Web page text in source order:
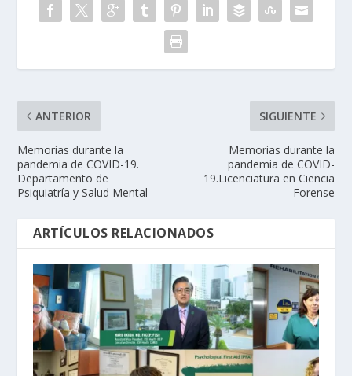
ANTERIOR
Memorias durante la
pandemia de COVID-19.
Departamento de
Psiquiatría y Salud Mental
SIGUIENTE
Memorias durante la
pandemia de COVID-
19.Licenciatura en Ciencia
Forense
ARTÍCULOS RELACIONADOS